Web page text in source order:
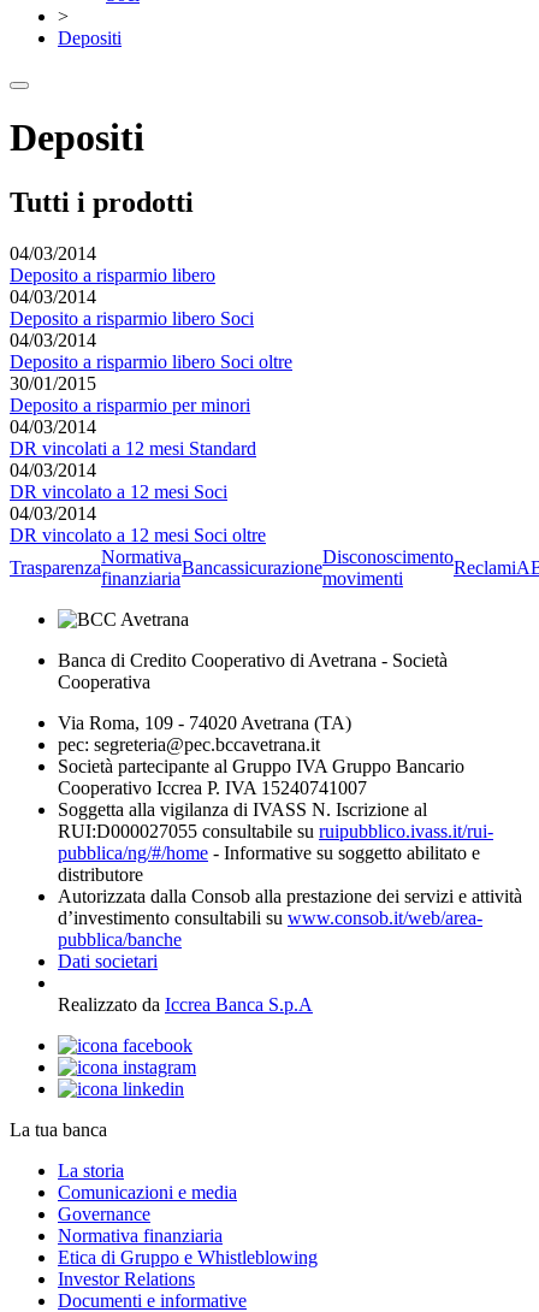
>
Depositi
Depositi
Tutti i prodotti
04/03/2014
Deposito a risparmio libero
04/03/2014
Deposito a risparmio libero Soci
04/03/2014
Deposito a risparmio libero Soci oltre
30/01/2015
Deposito a risparmio per minori
04/03/2014
DR vincolati a 12 mesi Standard
04/03/2014
DR vincolato a 12 mesi Soci
04/03/2014
DR vincolato a 12 mesi Soci oltre
Trasparenza
Normativa
finanziaria
Bancassicurazione
Disconoscimento
movimenti
Reclami
Banca di Credito Cooperativo di Avetrana - Società
Cooperativa
Via Roma, 109 - 74020 Avetrana (TA)
pec: segreteria@pec.bccavetrana.it
Società partecipante al Gruppo IVA Gruppo Bancario
Cooperativo Iccrea P. IVA 15240741007
Soggetta alla vigilanza di IVASS N. Iscrizione al
RUI:D000027055 consultabile su ruipubblico.ivass.it/rui-
pubblica/ng/#/home - Informative su soggetto abilitato e
distributore
Autorizzata dalla Consob alla prestazione dei servizi e attività
d’investimento consultabili su www.consob.it/web/area-
pubblica/banche
Dati societari
Realizzato da Iccrea Banca S.p.A
La tua banca
La storia
Comunicazioni e media
Governance
Normativa finanziaria
Etica di Gruppo e Whistleblowing
Investor Relations
Documenti e informative